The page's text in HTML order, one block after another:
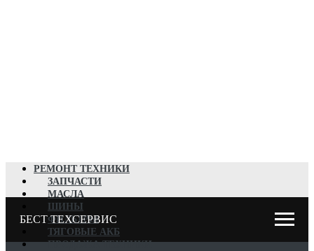
РЕМОНТ ТЕХНИКИ
ЗАПЧАСТИ
МАСЛА
ШИНЫ
ФИЛЬТРЫ
ТЯГОВЫЕ АКБ
ПРОДАЖА ТЕХНИКИ
БЕСТ ТЕХСЕРВИС